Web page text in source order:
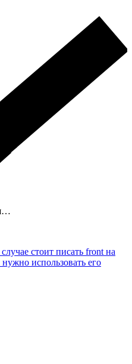
стоит писать front на
нужно использовать его